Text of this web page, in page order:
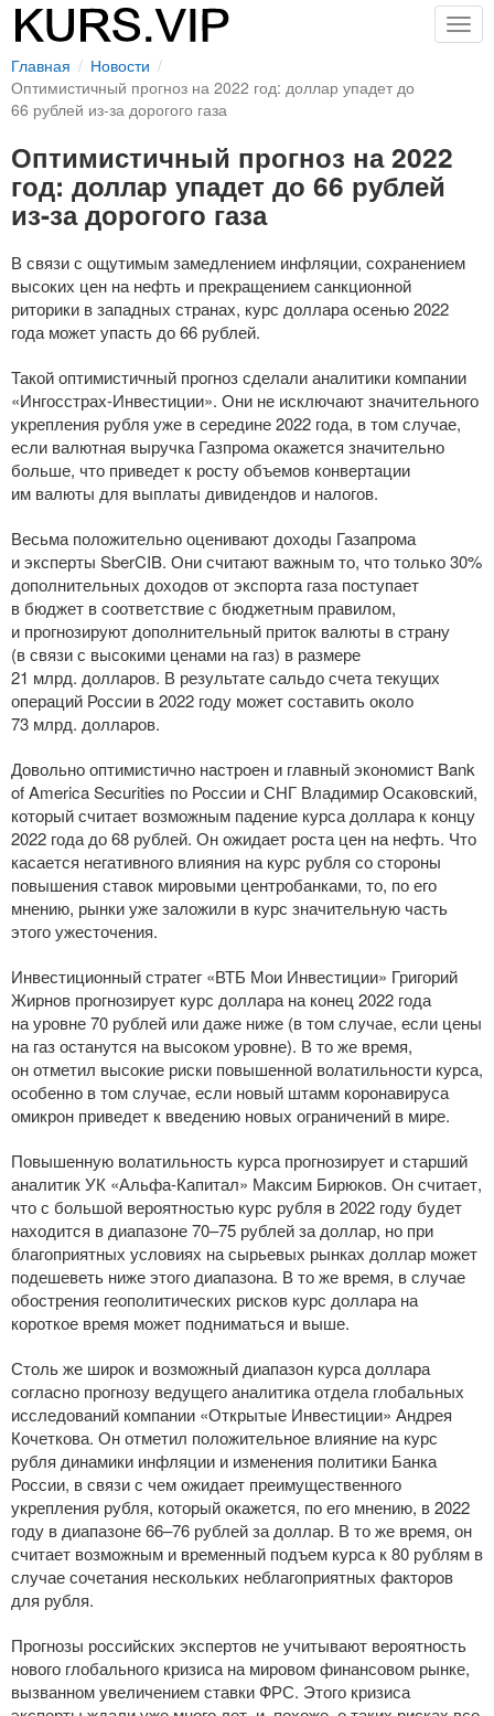
Главная
Новости
Оптимистичный прогноз на 2022 год: доллар упадет до
66 рублей из-за дорогого газа
Оптимистичный прогноз на 2022
год: доллар упадет до 66 рублей
из-за дорогого газа
В связи с ощутимым замедлением инфляции, сохранением
высоких цен на нефть и прекращением санкционной
риторики в западных странах, курс доллара осенью 2022
года может упасть до 66 рублей.
Такой оптимистичный прогноз сделали аналитики компании
«Ингосстрах-Инвестиции». Они не исключают значительного
укрепления рубля уже в середине 2022 года, в том случае,
если валютная выручка Газпрома окажется значительно
больше, что приведет к росту объемов конвертации
им валюты для выплаты дивидендов и налогов.
Весьма положительно оценивают доходы Газапрома
и эксперты SberCIB. Они считают важным то, что только 30%
дополнительных доходов от экспорта газа поступает
в бюджет в соответствие с бюджетным правилом,
и прогнозируют дополнительный приток валюты в страну
(в связи с высокими ценами на газ) в размере
21 млрд. долларов. В результате сальдо счета текущих
операций России в 2022 году может составить около
73 млрд. долларов.
Довольно оптимистично настроен и главный экономист Bank
of America Securities по России и СНГ Владимир Осаковский,
который считает возможным падение курса доллара к концу
2022 года до 68 рублей. Он ожидает роста цен на нефть. Что
касается негативного влияния на курс рубля со стороны
повышения ставок мировыми центробанками, то, по его
мнению, рынки уже заложили в курс значительную часть
этого ужесточения.
Инвестиционный стратег «ВТБ Мои Инвестиции» Григорий
Жирнов прогнозирует курс доллара на конец 2022 года
на уровне 70 рублей или даже ниже (в том случае, если цены
на газ останутся на высоком уровне). В то же время,
он отметил высокие риски повышенной волатильности курса,
особенно в том случае, если новый штамм коронавируса
омикрон приведет к введению новых ограничений в мире.
Повышенную волатильность курса прогнозирует и старший
аналитик УК «Альфа-Капитал» Максим Бирюков. Он считает,
что с большой вероятностью курс рубля в 2022 году будет
находится в диапазоне 70–75 рублей за доллар, но при
благоприятных условиях на сырьевых рынках доллар может
подешеветь ниже этого диапазона. В то же время, в случае
обострения геополитических рисков курс доллара на
короткое время может подниматься и выше.
Столь же широк и возможный диапазон курса доллара
согласно прогнозу ведущего аналитика отдела глобальных
исследований компании «Открытые Инвестиции» Андрея
Кочеткова. Он отметил положительное влияние на курс
рубля динамики инфляции и изменения политики Банка
России, в связи с чем ожидает преимущественного
укрепления рубля, который окажется, по его мнению, в 2022
году в диапазоне 66–76 рублей за доллар. В то же время, он
считает возможным и временный подъем курса к 80 рублям в
случае сочетания нескольких неблагоприятных факторов
для рубля.
Прогнозы российских экспертов не учитывают вероятность
нового глобального кризиса на мировом финансовом рынке,
вызванном увеличением ставки ФРС. Этого кризиса